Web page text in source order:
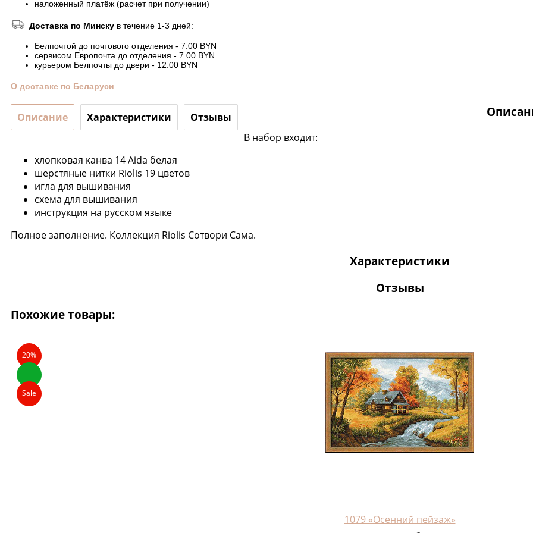
наложенный платёж (расчет при получении)
Доставка по Минску в течение 1-3 дней:
Белпочтой до почтового отделения - 7.00 BYN
сервисом Европочта до отделения - 7.00 BYN
курьером Белпочты до двери - 12.00 BYN
О доставке по Беларуси
Описание Характеристики Отзывы
В набор входит:
хлопковая канва 14 Aida белая
шерстяные нитки Riolis 19 цветов
игла для вышивания
схема для вышивания
инструкция на русском языке
Полное заполнение. Коллекция Riolis Сотвори Сама.
Характеристики
Отзывы
Похожие товары:
20%
Sale
1079 «Осенний пейзаж»